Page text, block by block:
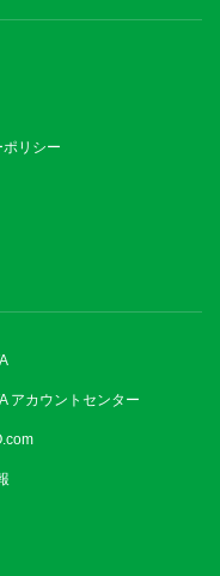
リシー
アカウントセンター